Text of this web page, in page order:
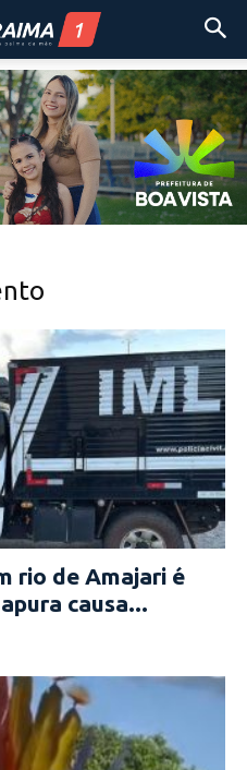
rio de Amajari é
causa...